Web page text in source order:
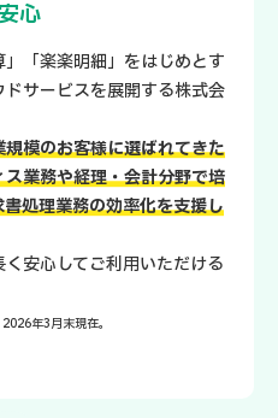
心
」「楽楽明細」をはじめとす
サービスを展開する株式会
模のお客様に選ばれてきた
業務や経理・会計分野で培
処理業務の効率化を支援し
安心してご利用いただける
年3月末現在。